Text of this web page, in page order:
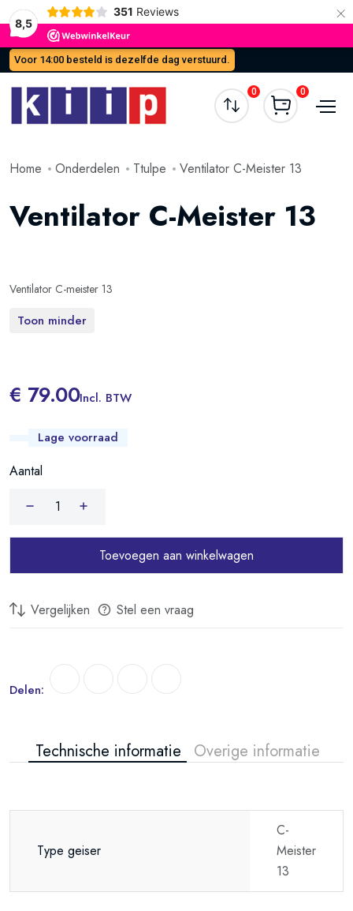
8,5
351 Reviews ×
Voor 14:00 besteld is dezelfde dag verstuurd.
0 0
Home Onderdelen Ttulpe Ventilator C-Meister 13
Ventilator C-Meister 13
Ventilator C-meister 13
Toon minder
€ 79.00Incl. BTW
Lage voorraad
Aantal
Toevoegen aan winkelwagen
Vergelijken Stel een vraag
Delen:
Technische informatie Overige informatie
Type geiser
C-
Meister
13